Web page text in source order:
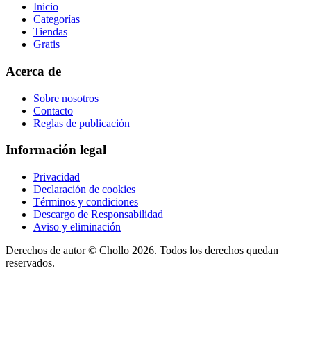
Inicio
Categorías
Tiendas
Gratis
Acerca de
Sobre nosotros
Contacto
Reglas de publicación
Información legal
Privacidad
Declaración de cookies
Términos y condiciones
Descargo de Responsabilidad
Aviso y eliminación
Derechos de autor © Chollo 2026. Todos los derechos quedan
reservados.